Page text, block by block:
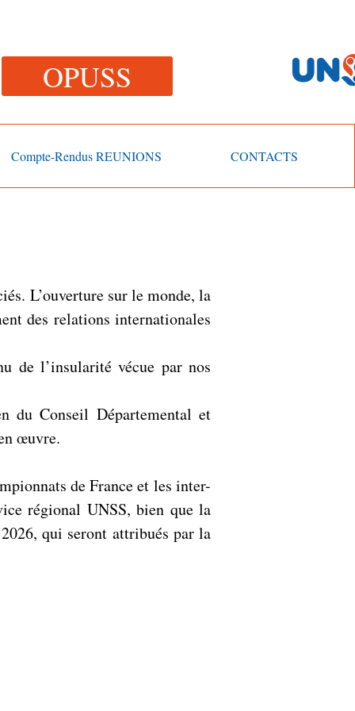
OPUSS
Compte-Rendus REUNIONS CONTACTS
L’ouverture sur le monde, la
des relations internationales
de l’insularité vécue par nos
du Conseil Départemental et
œuvre.
de France et les inter-
régional UNSS, bien que la
qui seront attribués par la